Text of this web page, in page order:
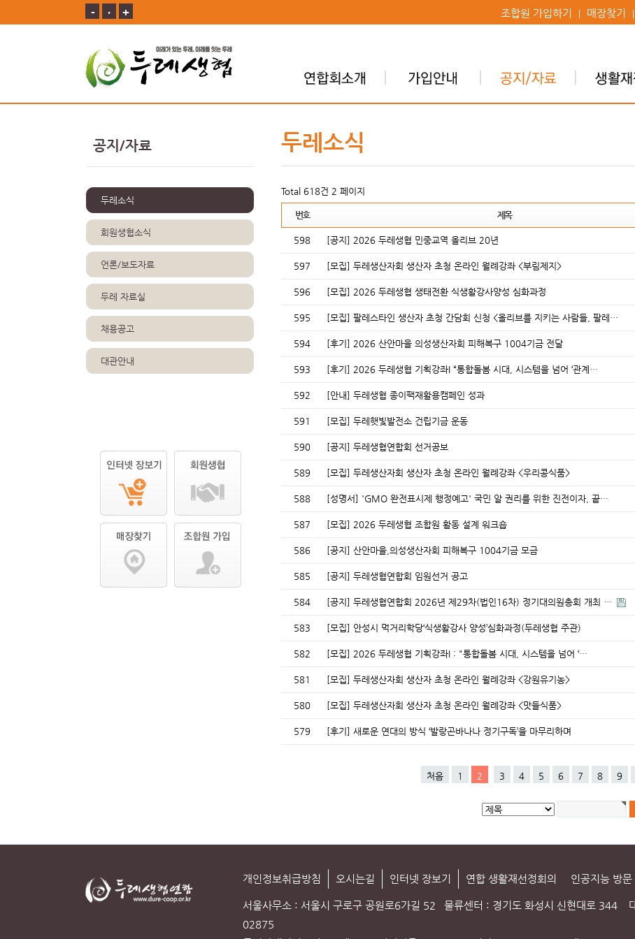
- ㆍ + 조합원 가입하기 매장찾기
공지/자료
두레소식
회원생협소식
언론/보도자료
두레 자료실
채용공고
대관안내
두레소식
Total 618건 2 페이지
번호 제목
598 [공지] 2026 두레생협 민중교역 올리브 20년
597 [모집] 두레생산자회 생산자 초청 온라인 월례강좌 <부림제지>
596 [모집] 2026 두레생협 생태전환 식생활강사양성 심화과정
595 [모집] 팔레스타인 생산자 초청 간담회 신청 <올리브를 지키는 사람들, 팔레…
594 [후기] 2026 산안마을 의성생산자회 피해복구 1004기금 전달
593 [후기] 2026 두레생협 기획강좌I “통합돌봄 시대, 시스템을 넘어 ‘관계…
592 [안내] 두레생협 종이팩재활용캠페인 성과
591 [모집] 두레햇빛발전소 건립기금 운동
590 [공지] 두레생협연합회 선거공보
589 [모집] 두레생산자회 생산자 초청 온라인 월례강좌 <우리콩식품>
588 [성명서] 'GMO 완전표시제 행정예고' 국민 알 권리를 위한 진전이자, 끝…
587 [모집] 2026 두레생협 조합원 활동 설계 워크숍
586 [공지] 산안마을,의성생산자회 피해복구 1004기금 모금
585 [공지] 두레생협연합회 임원선거 공고
584 [공지] 두레생협연합회 2026년 제29차(법인16차) 정기대의원총회 개최 …
583 [모집] 안성시 먹거리학당‘식생활강사 양성’심화과정(두레생협 주관)
582 [모집] 2026 두레생협 기획강좌I : "통합돌봄 시대, 시스템을 넘어 ‘…
581 [모집] 두레생산자회 생산자 초청 온라인 월례강좌 <강원유기농>
580 [모집] 두레생산자회 생산자 초청 온라인 월례강좌 <맛들식품>
579 [후기] 새로운 연대의 방식 ‘발랑곤바나나 정기구독’을 마무리하며
처음 1 2 3 4 5 6 7 8 9
개인정보취급방침 오시는길 인터넷 장보기 연합 생활재선정회의 인공지능 방문
서울사무소 : 서울시 구로구 공원로6가길 52 물류센터 : 경기도 화성시 신현대로 344
02875